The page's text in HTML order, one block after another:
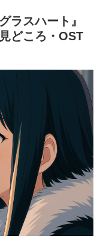
ラスハート』
どころ・OST